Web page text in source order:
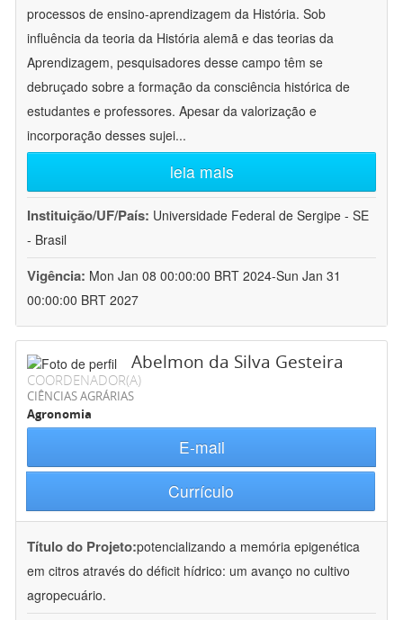
processos de ensino-aprendizagem da História. Sob
influência da teoria da História alemã e das teorias da
Aprendizagem, pesquisadores desse campo têm se
debruçado sobre a formação da consciência histórica de
estudantes e professores. Apesar da valorização e
incorporação desses sujei...
leia mais
Instituição/UF/País: Universidade Federal de Sergipe - SE
- Brasil
Vigência: Mon Jan 08 00:00:00 BRT 2024-Sun Jan 31
00:00:00 BRT 2027
Abelmon da Silva Gesteira
COORDENADOR(A)
CIÊNCIAS AGRÁRIAS
Agronomia
E-mail
Currículo
Título do Projeto:potencializando a memória epigenética
em citros através do déficit hídrico: um avanço no cultivo
agropecuário.